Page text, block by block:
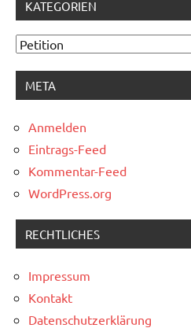
KATEGORIEN
Kategorien
META
Anmelden
Eintrags-Feed
Kommentar-Feed
WordPress.org
RECHTLICHES
Impressum
Kontakt
Datenschutzerklärung